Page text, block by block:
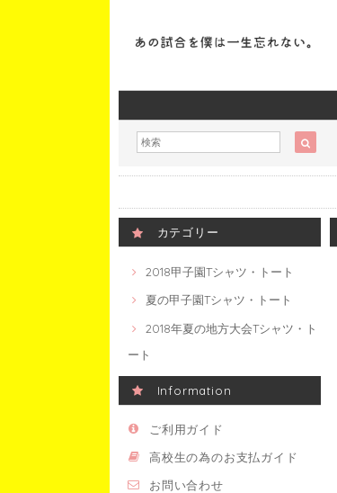
カテゴリー
2018甲子園Tシャツ・トート
夏の甲子園Tシャツ・トート
2018年夏の地方大会Tシャツ・ト
ート
Information
ご利用ガイド
高校生の為のお支払ガイド
お問い合わせ